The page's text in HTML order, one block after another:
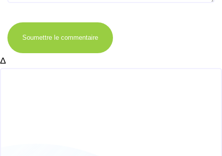
Soumettre le commentaire
Δ